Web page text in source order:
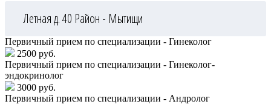
Летная д. 40 Район - Мытищи
Первичный прием по специализации - Гинеколог
2500 руб.
Первичный прием по специализации - Гинеколог-
эндокринолог
3000 руб.
Первичный прием по специализации - Андролог